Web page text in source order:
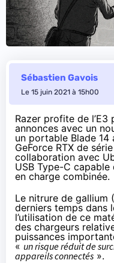
Sébastien Gavois
Le 15 juin 2021 à 15h00
Razer profite de
annonces avec un
un portable Blade 14
GeForce RTX de
collaboration avec
USB Type-C capable
en charge combinée.
Le nitrure de gallium
derniers temps dans
l’utilisation de ce
des chargeurs
puissances
« un risque réduit de
appareils connectés ».